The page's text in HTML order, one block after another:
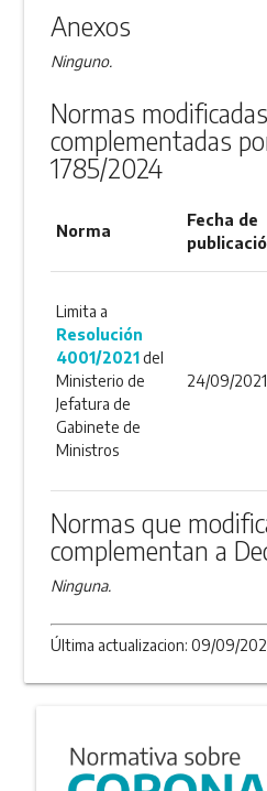
Anexos
Ninguno.
Normas
complementadas
1785/2024
Norma
Fecha de
Limita a
Resolución
4001/2021del
Ministerio de
Jefatura de
Gabinete de
Ministros
24/09/2021
Normas que
complementan a
Ninguna.
Última actualizacion: 09/09/